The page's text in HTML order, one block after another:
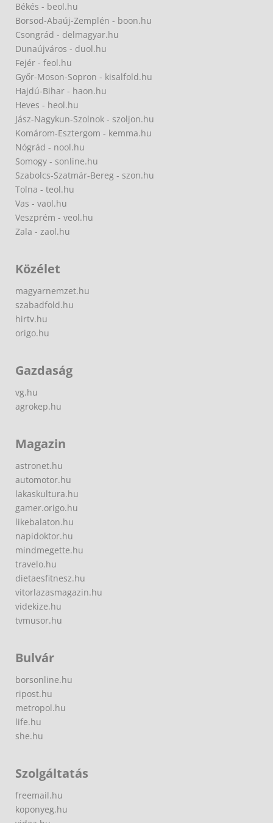
Békés - beol.hu
Borsod-Abaúj-Zemplén - boon.hu
Csongrád - delmagyar.hu
Dunaújváros - duol.hu
Fejér - feol.hu
Győr-Moson-Sopron - kisalfold.hu
Hajdú-Bihar - haon.hu
Heves - heol.hu
Jász-Nagykun-Szolnok - szoljon.hu
Komárom-Esztergom - kemma.hu
Nógrád - nool.hu
Somogy - sonline.hu
Szabolcs-Szatmár-Bereg - szon.hu
Tolna - teol.hu
Vas - vaol.hu
Veszprém - veol.hu
Zala - zaol.hu
Közélet
magyarnemzet.hu
szabadfold.hu
hirtv.hu
origo.hu
Gazdaság
vg.hu
agrokep.hu
Magazin
astronet.hu
automotor.hu
lakaskultura.hu
gamer.origo.hu
likebalaton.hu
napidoktor.hu
mindmegette.hu
travelo.hu
dietaesfitnesz.hu
vitorlazasmagazin.hu
videkize.hu
tvmusor.hu
Bulvár
borsonline.hu
ripost.hu
metropol.hu
life.hu
she.hu
Szolgáltatás
freemail.hu
koponyeg.hu